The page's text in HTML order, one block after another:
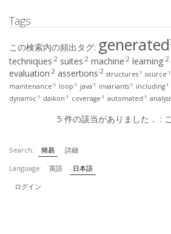
Tags
この検索内の頻出タグ: generated
techniques:2 suites:2 machine:2 learning:2
evaluation:2 assertions:2 structures:1 source:1
maintenance:1 loop:1 java:1 invariants:1 including:1
dynamic:1 daikon:1 coverage:1 automated:1
5 件の該当がありました． :
Search: 簡易
詳細
Language:
英語
日本語
ログイン